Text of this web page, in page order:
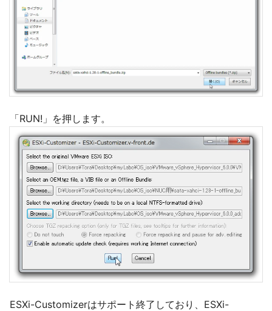
「RUN!」を押します。
ESXi-Customizerはサポート終了しており、ESXi-